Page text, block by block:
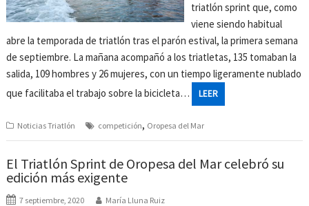
triatlón sprint que, como
viene siendo habitual
abre la temporada de triatlón tras el parón estival, la primera semana
de septiembre. La mañana acompañó a los triatletas, 135 tomaban la
salida, 109 hombres y 26 mujeres, con un tiempo ligeramente nublado
que facilitaba el trabajo sobre la bicicleta…
LEER
Noticias Triatlón competición, Oropesa del Mar
El Triatlón Sprint de Oropesa del Mar celebró su
edición más exigente
7 septiembre, 2020 María Lluna Ruiz